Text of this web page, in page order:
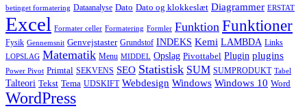
betinget formatering Dataanalyse Dato Dato og klokkeslæt Diagrammer ERSTAT
Excel Formater celler Formatering Formler Funktion Funktioner
Fysik Gennemsnit Genvejstaster Grundstof INDEKS Kemi LAMBDA Links
LOPSLAG Matematik Menu MIDDEL Opslag Pivottabel Plugin plugins
Power Pivot Primtal SEKVENS SEO Statistisk SUM SUMPRODUKT Tabel
Talteori Tekst Tema UDSKIFT Webdesign Windows Windows 10 Word
WordPress